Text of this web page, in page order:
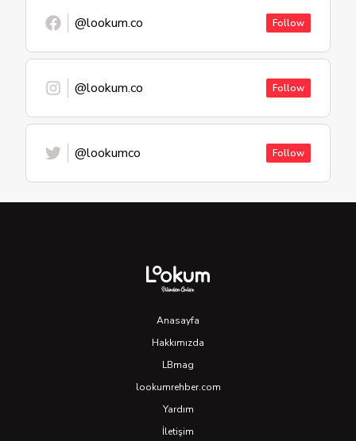
@lookum.co Follow
@lookum.co Follow
@lookumco Follow
Anasayfa
Hakkımızda
LBmag
lookumrehber.com
Yardım
İletişim